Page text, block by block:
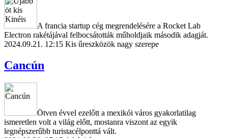
A francia startup cég megrendelésére a Rocket Lab
Electron rakétájával felbocsátották műholdjaik második adagját.
2024.09.21. 12:15 Kis űreszközök nagy szerepe
Cancún
Ötven évvel ezelőtt a mexikói város gyakorlatilag
ismeretlen volt a világ előtt, mostanra viszont az egyik
legnépszerűbb turistacélponttá vált.